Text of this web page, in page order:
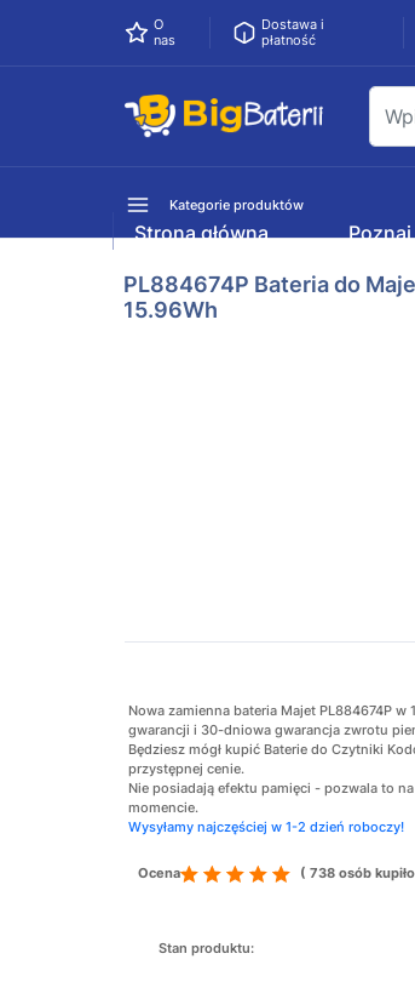
O
nas
Dostawa i
płatność
Kategorie produktów
Strona główna
PL884674P Bateria do
15.96Wh
Nowa zamienna bateria Majet PL884674P
gwarancji i 30-dniowa gwarancja zwrotu
Będziesz mógł kupić Baterie do Czytniki
przystępnej cenie.
Nie posiadają efektu pamięci - pozwala to
momencie.
Wysyłamy najczęściej w 1-2 dzień roboczy!
Ocena ( 738 osób
Stan produktu: